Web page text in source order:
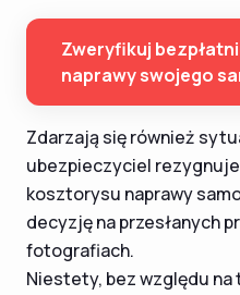
Zweryfikuj
naprawy swojego
Zdarzają się również
ubezpieczyciel
kosztorysu naprawy
decyzję na przesłanych
fotografiach.
Niestety, bez względu